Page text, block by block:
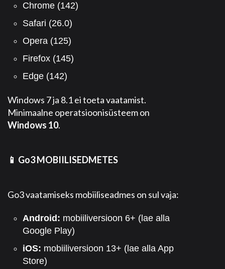
Chrome (142)
Safari (26.0)
Opera (125)
Firefox (145)
Edge (142)
Windows 7 ja 8.1 ei toeta vaatamist.
Minimaalne operatsioonisüsteem on
Windows 10.
📱 Go3 MOBIILISEDMETES
Go3 vaatamiseks mobiiliseadmes on sul vaja:
Android: mobiiliversioon 6+ (lae alla
Google Play)
iOS: mobiiliversioon 13+ (lae alla App
Store)